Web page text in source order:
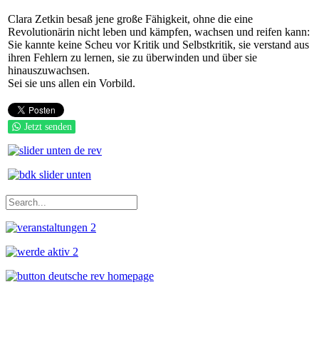
Clara Zetkin besaß jene große Fähigkeit, ohne die eine
Revolutionärin nicht leben und kämpfen, wachsen und reifen kann:
Sie kannte keine Scheu vor Kritik und Selbstkritik, sie verstand aus
ihren Fehlern zu lernen, sie zu überwinden und über sie
hinauszuwachsen.
Sei sie uns allen ein Vorbild.
Jetzt senden